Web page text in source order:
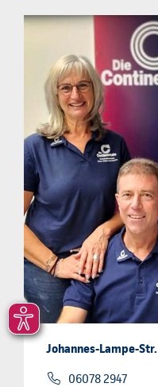
Johannes-Lampe-
06078 2947